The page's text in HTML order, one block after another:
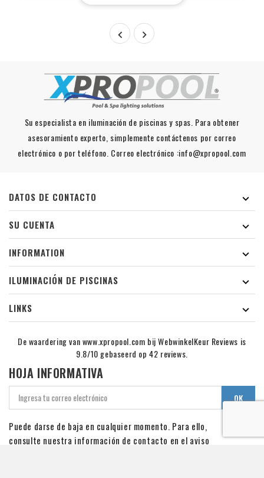
 
Su especialista en iluminación de piscinas y spas. Para obtener
asesoramiento experto, simplemente contáctenos por correo
electrónico o por teléfono. Correo electrónico :info@xpropool.com
DATOS DE CONTACTO

SU CUENTA

INFORMATION

ILUMINACIÓN DE PISCINAS

LINKS

De waardering van www.xpropool.com bijWebwinkelKeur Reviews is
9.8/10 gebaseerd op 42 reviews.
HOJA INFORMATIVA
Puede darse de baja en cualquier momento. Para ello,
consulte nuestra información de contacto en el aviso